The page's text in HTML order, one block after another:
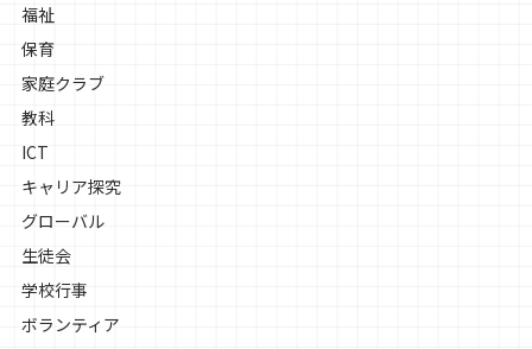
福祉
保育
家庭クラブ
教科
ICT
キャリア探究
グローバル
生徒会
学校行事
ボランティア